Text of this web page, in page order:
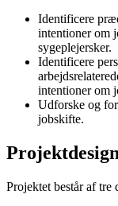
Identificere
intentioner om
sygeplejersker.
Identificere
intentioner om
Udforske og
jobskifte.
Projektdesign
Projektet består af tre